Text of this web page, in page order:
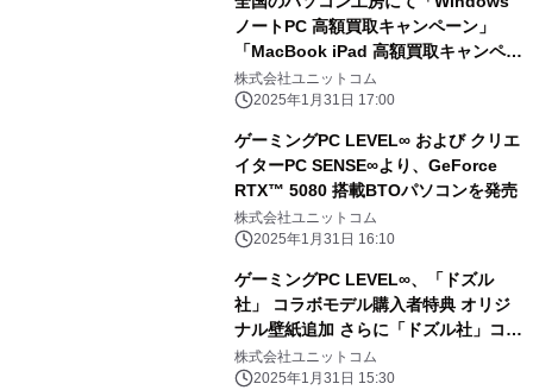
ノートPC 高額買取キャンペーン」
「MacBook iPad 高額買取キャンペー
ン」を 2月1日から2月28日まで期間限
定で同時開催！ 対象商品の買取が最終
の日」開催日なら更に10％増額！
株式会社ユニットコム
2025年1月31日 17:00
ゲーミングPC LEVEL∞ および クリエ
イターPC SENSE∞より、GeForce
RTX™ 5080 搭載BTOパソコンを発売
株式会社ユニットコム
2025年1月31日 16:10
ゲーミングPC LEVEL∞、「ドズル
社」 コラボモデル購入者特典 オリジ
ナル壁紙追加 さらに「ドズル社」コラ
ボPC購入時に使える 5,000円OFF
WEBクーポン配布
株式会社ユニットコム
2025年1月31日 15:30